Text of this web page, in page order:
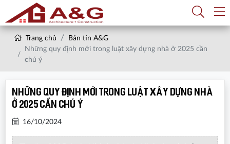
Trang chủ
Bản tin A&G
Những quy định mới trong luật xây dựng nhà ở 2025 cần
chú ý
Những quy định mới trong luật xây dựng nhà
ở 2025 cần chú ý
16/10/2024